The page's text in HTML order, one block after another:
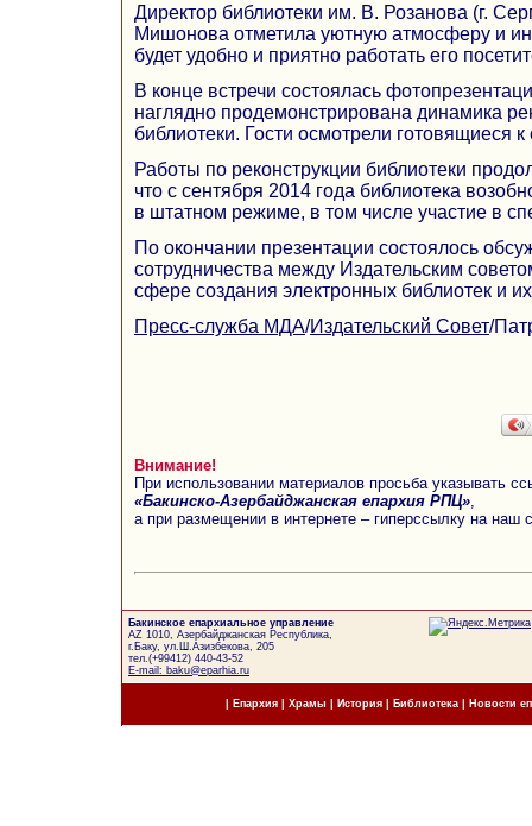
Директор библиотеки им. В. Розанова (г.
Мишонова отметила уютную атмосферу и
будет удобно и приятно работать его
В конце встречи состоялась
наглядно продемонстрирована динамика
библиотеки. Гости осмотрели готовящиеся
Работы по реконструкции библиотеки
что с сентября 2014 года библиотека
в штатном режиме, в том числе участие в
По окончании презентации состоялось
сотрудничества между Издательским
сфере создания электронных библиотек и
Пресс-служба МДА/Издательский Совет/
Внимание!
При использовании материалов просьба указывать
«Бакинско-Азербайджанская епархия РПЦ»
а при размещении в интернете – гиперссылку на наш
Бакинское епархиальное управление
AZ 1010, Азербайджанская Республика,
г.Баку, ул.Ш.Азизбекова, 205
тел.(+99412) 440-43-52
E-mail: baku@eparhia.ru
Епархия| Храмы История| Библиотека Новости